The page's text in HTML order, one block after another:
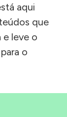
aqui
que
e leve o
o